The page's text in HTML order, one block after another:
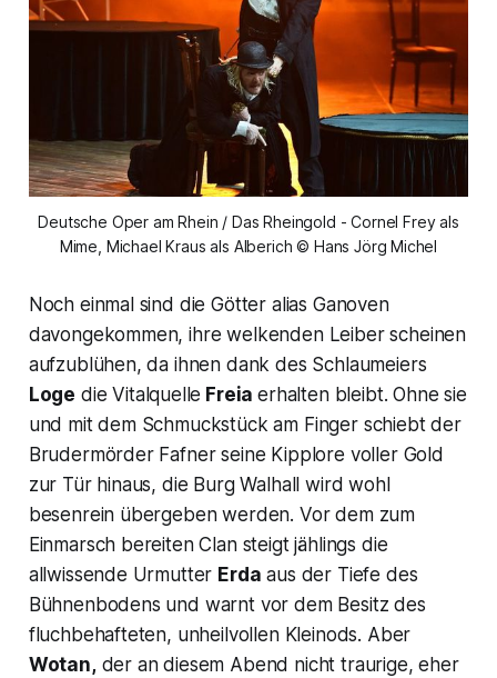
Deutsche Oper am Rhein / Das Rheingold - Cornel Frey als
Mime, Michael Kraus als Alberich © Hans Jörg Michel
Noch einmal sind die Götter alias Ganoven
davongekommen, ihre welkenden Leiber scheinen
aufzublühen, da ihnen dank des Schlaumeiers
Loge die Vitalquelle Freia erhalten bleibt. Ohne sie
und mit dem Schmuckstück am Finger schiebt der
Brudermörder Fafner seine Kipplore voller Gold
zur Tür hinaus, die Burg Walhall wird wohl
besenrein übergeben werden. Vor dem zum
Einmarsch bereiten Clan steigt jählings die
allwissende Urmutter Erda aus der Tiefe des
Bühnenbodens und warnt vor dem Besitz des
fluchbehafteten, unheilvollen Kleinods. Aber
Wotan,der an diesem Abend nicht traurige, eher